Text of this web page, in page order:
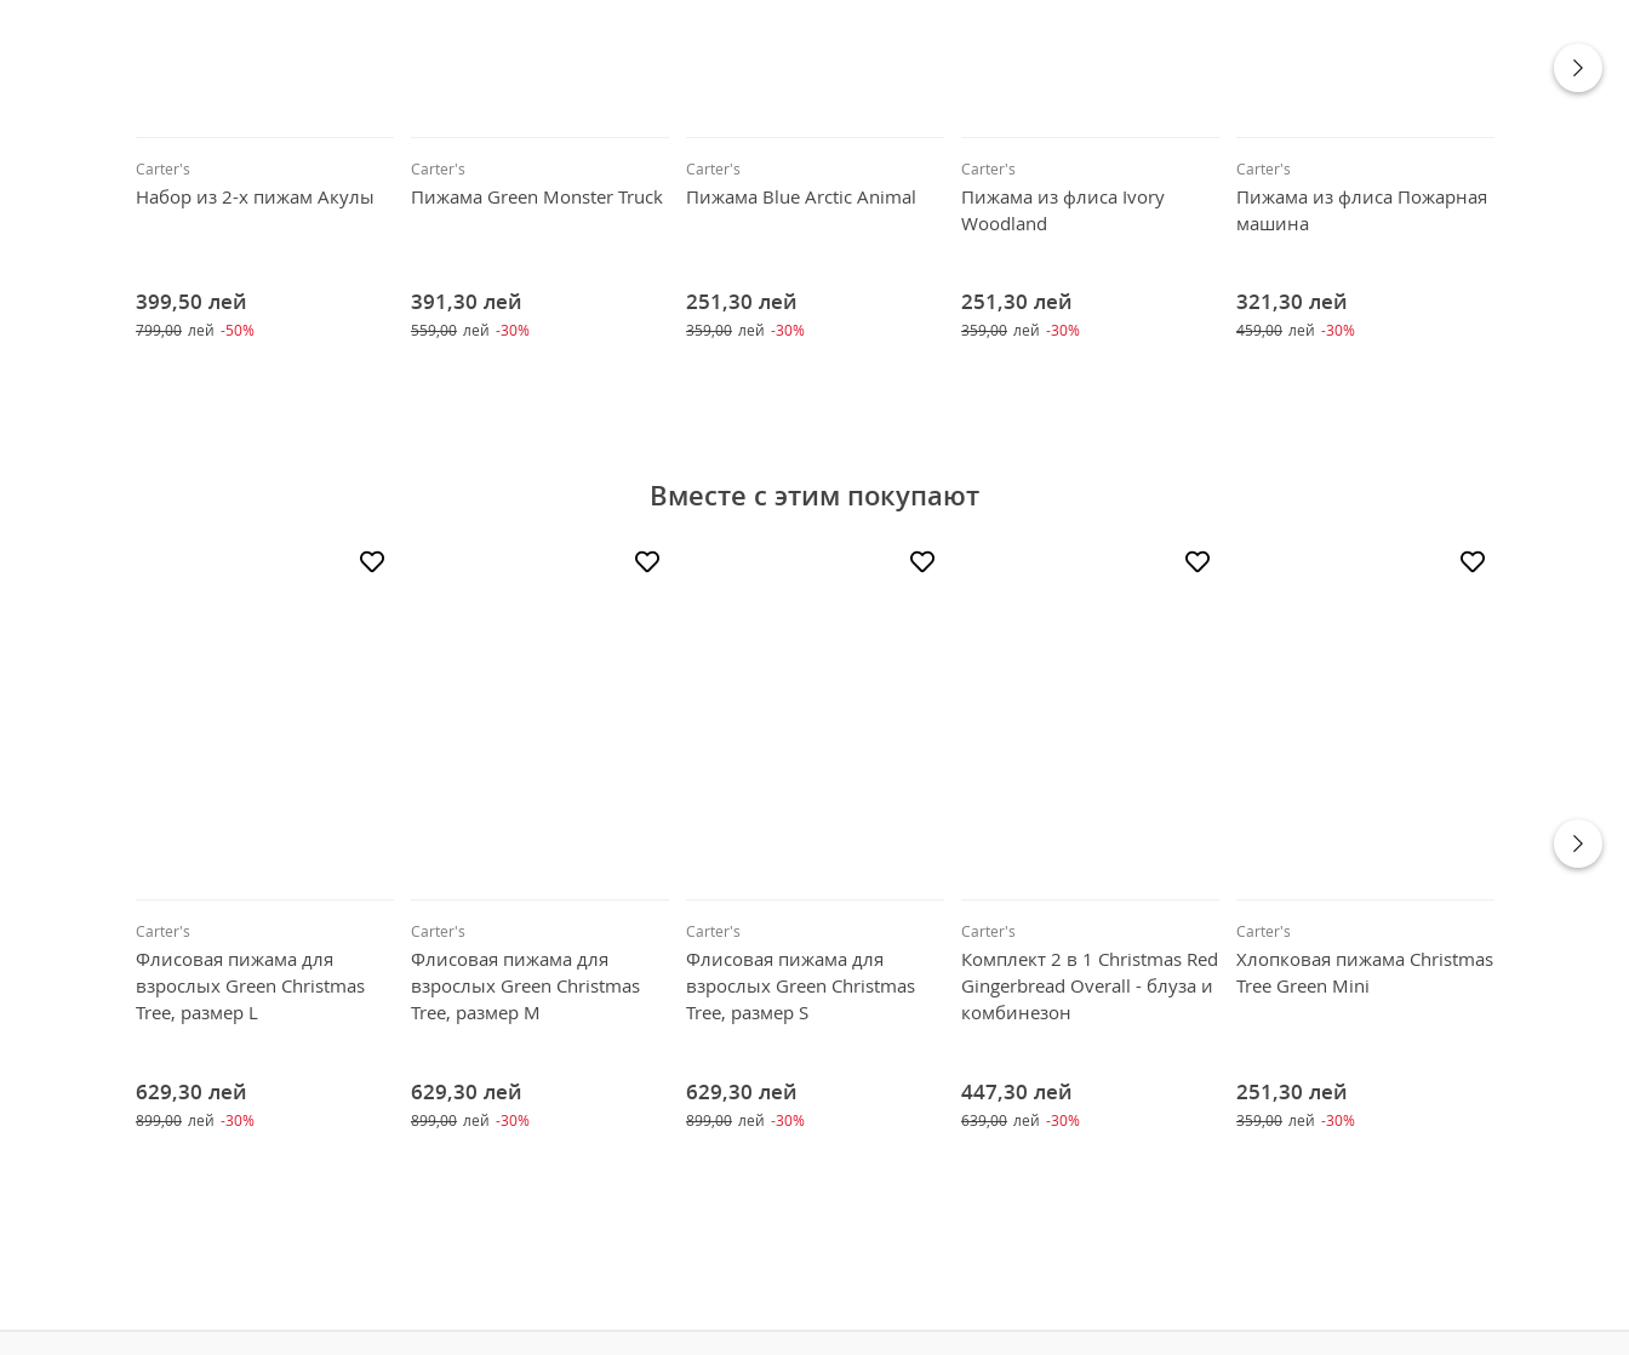
Carter's
Набор из 2-х пижам Акулы
399,50 лей
799,00 лей -50%
Carter's
Пижама Green Monster Truck
391,30 лей
559,00 лей -30%
Carter's
Пижама Blue Arctic Animal
251,30 лей
359,00 лей -30%
Carter's
Пижама из флиса Ivory
Woodland
251,30 лей
359,00 лей -30%
Carter's
Пижама из флиса Пожарная
машина
321,30 лей
459,00 лей -30%
Вместе с этим покупают
Carter's
Флисовая пижама для
взрослых Green Christmas
Tree, размер L
629,30 лей
899,00 лей -30%
Carter's
Флисовая пижама для
взрослых Green Christmas
Tree, размер M
629,30 лей
899,00 лей -30%
Carter's
Флисовая пижама для
взрослых Green Christmas
Tree, размер S
629,30 лей
899,00 лей -30%
Carter's
Комплект 2 в 1 Christmas Red
Gingerbread Overall - блуза и
комбинезон
447,30 лей
639,00 лей -30%
Carter's
Хлопковая пижама Christmas
Tree Green Mini
251,30 лей
359,00 лей -30%